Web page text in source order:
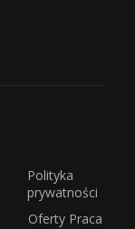
Polityka
prywatności
Oferty Praca